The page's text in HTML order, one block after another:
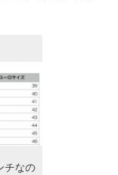
チなの